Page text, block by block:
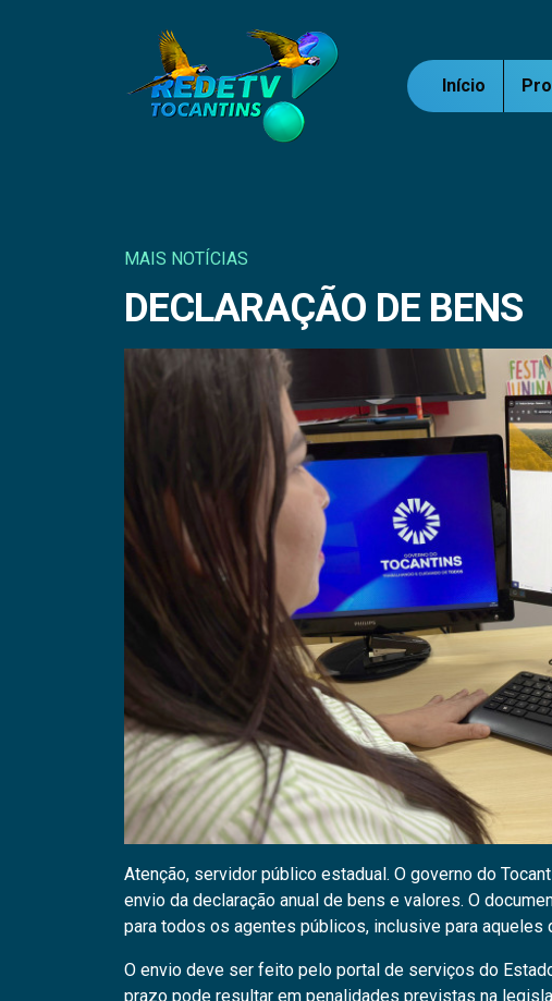
Início
MAIS NOTÍCIAS
DECLARAÇÃO DE BENS
Atenção, servidor público estadual. O governo do
envio da declaração anual de bens e valores. O
para todos os agentes públicos, inclusive para aqueles
O envio deve ser feito pelo portal de serviços do
prazo pode resultar em penalidades previstas na